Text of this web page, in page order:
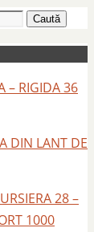
Caută
– RIGIDA 36
DIN LANT DE
28 –
1000